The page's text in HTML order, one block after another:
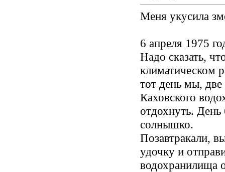
Меня укусила
6 апреля 1975
Надо сказать,
климатическом
тот день мы, две
Каховского
отдохнуть.
солнышко.
Позавтракали,
удочку и
водохранилища